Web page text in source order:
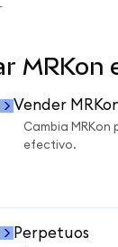
MRKon
Vender
Cambia MRKon
efectivo.
Perpetuos